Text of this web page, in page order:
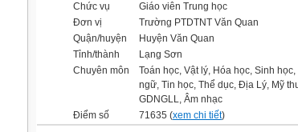
Chức vụ
Giáo viên Trung học
Đơn vị
Trường PTDTNT Văn Quan
Quận/huyện
Huyện Văn Quan
Tỉnh/thành
Lạng Sơn
Chuyên môn
Toán học, Vật lý, Hóa học, Sinh
ngữ, Tin học, Thể dục, Địa Lý, Mỹ
GDNGLL, Âm nhạc
Điểm số
71635 (xem chi tiết)